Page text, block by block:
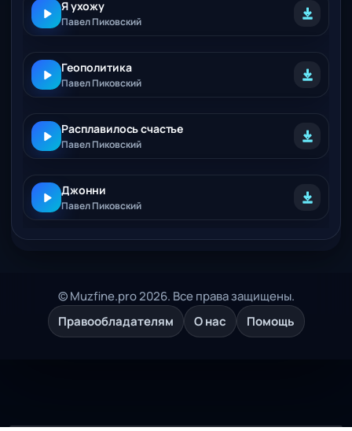
Я ухожу
Павел Пиковский
Геополитика
Павел Пиковский
Расплавилось счастье
Павел Пиковский
Джонни
Павел Пиковский
© Muzfine.pro 2026. Все права защищены.
Правообладателям
О нас Помощь